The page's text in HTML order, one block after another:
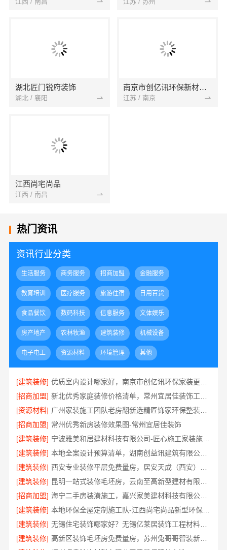
湖北匠门锐府装饰
湖北 / 襄阳
南京市创亿讯环保新材料有限公司
江苏 / 南京
江西尚宅尚品
江西 / 南昌
热门资讯
资讯行业分类
生活服务 商务服务 招商加盟 金融服务
教育培训 医疗服务 旅游住宿 日用百货
食品餐饮 数码科技 信息服务 文体娱乐
房产地产 农林牧渔 建筑装修 机械设备
电子电工 资源材料 环境管理 其他
[建筑装修]
[招商加盟]
[资源材料]
广州家装施工团队老房翻新选精匠饰家环保整装焕新家
[招商加盟] 常州优秀新房装修效果图-常州宜居佳装饰
[建筑装修]
宁波雅美和居建材科技有限公司-匠心施工家装施工对接渠道
[建筑装修]
本地全案设计预算清单，湖南创益讯建筑有限公司透明公开
[建筑装修]
[建筑装修]
[招商加盟]
海宁二手房装潢施工，嘉兴家美建材科技有限公司专业施工
[建筑装修]
本地环保全屋定制施工队-江西尚宅尚品新型环保材料有限公司
[建筑装修]
无锡住宅装饰哪家好？无锡亿莱居装饰工程材料有限公司
[建筑装修]
高新区装饰毛坯房免费量房，苏州兔哥哥智装新材料有限公司专业顾问上门